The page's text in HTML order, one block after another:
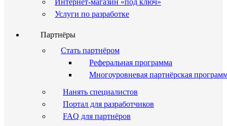
Интернет-магазин «под ключ»
Услуги по разработке
Партнёры
Стать партнёром
Реферальная программа
Многоуровневая партнёрская
Нанять специалистов
Портал для разработчиков
FAQ для партнёров